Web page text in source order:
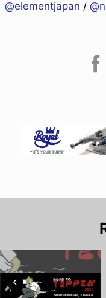
@elementjapan /